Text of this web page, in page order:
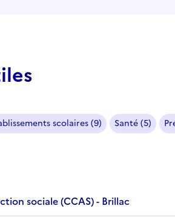
scolaires (9) Santé (5)
sociale (CCAS) - Brillac